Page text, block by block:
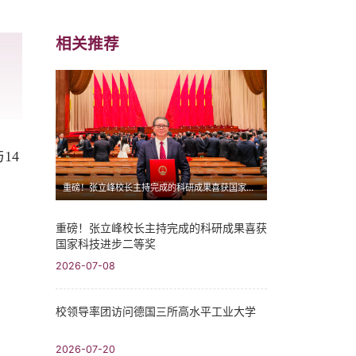
14
相关推荐
重磅！张立峰校长主持完成的科研成果喜获国家科技进步二等奖
重磅！张立峰校长主持完成的科研成果喜获
国家科技进步二等奖
2026-07-08
校领导率团访问德国三所高水平工业大学
2026-07-20